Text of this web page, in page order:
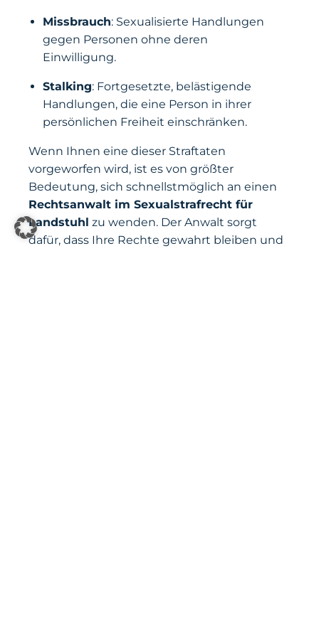
Missbrauch: Sexualisierte Handlungen
gegen Personen ohne deren
Einwilligung.
Stalking: Fortgesetzte, belästigende
Handlungen, die eine Person in ihrer
persönlichen Freiheit einschränken.
Wenn Ihnen eine dieser Straftaten
vorgeworfen wird, ist es von größter
Bedeutung, sich schnellstmöglich an einen
Rechtsanwalt im Sexualstrafrecht für
Landstuhl zu wenden. Der Anwalt sorgt
dafür, dass Ihre Rechte gewahrt bleiben und